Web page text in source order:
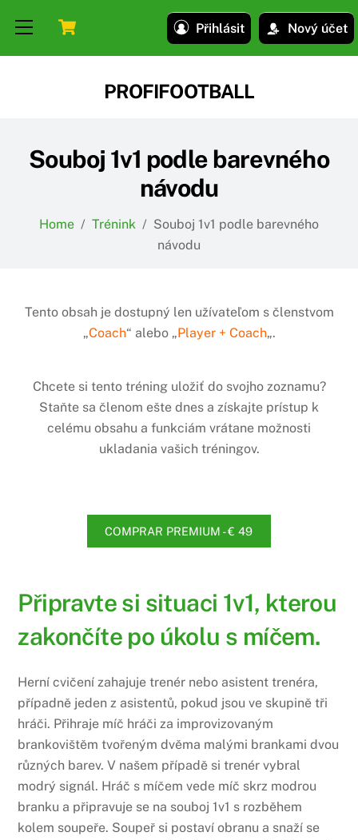
Přihlásit Nový účet
Menu
PROFIFOOTBALL
Souboj 1v1 podle barevného
návodu
Home / Trénink / Souboj 1v1 podle barevného
návodu
Tento obsah je dostupný len užívateľom s členstvom
„Coach“ alebo „Player + Coach„.
Chcete si tento tréning uložiť do svojho zoznamu?
Staňte sa členom ešte dnes a získajte prístup k
celému obsahu a funkciám vrátane možnosti
ukladania vašich tréningov.
COMPRAR PREMIUM - € 49
Připravte si situaci 1v1, kterou
zakončíte po úkolu s míčem.
Herní cvičení zahajuje trenér nebo asistent trenéra,
případně jeden z asistentů, pokud jsou ve skupině tři
hráči. Přihraje míč hráči za improvizovaným
brankovištěm tvořeným dvěma malými brankami dvou
různých barev. V našem případě si trenér vybral
modrý signál. Hráč s míčem vede míč skrz modrou
branku a připravuje se na souboj 1v1 s rozběhem
kolem soupeře. Soupeř si postaví obranu a snaží se